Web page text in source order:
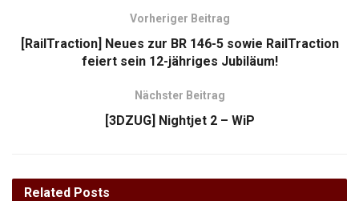
Vorheriger Beitrag
[RailTraction] Neues zur BR 146-5 sowie RailTraction
feiert sein 12-jähriges Jubiläum!
Nächster Beitrag
[3DZUG] Nightjet 2 – WiP
Related Posts